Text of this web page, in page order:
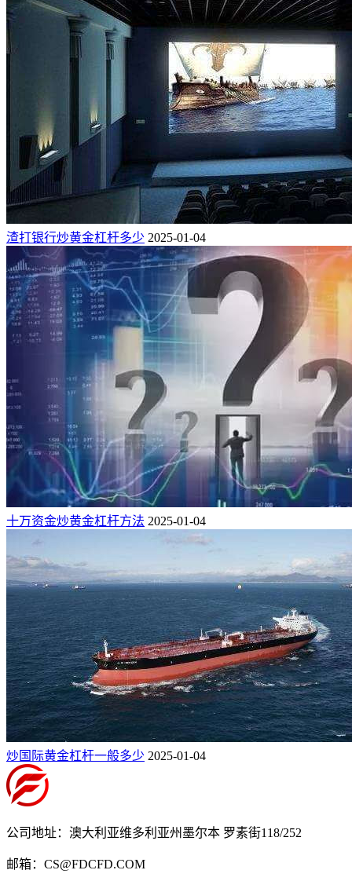
渣打银行炒黄金杠杆多少 2025-01-04
十万资金炒黄金杠杆方法 2025-01-04
炒国际黄金杠杆一般多少 2025-01-04
公司地址：澳大利亚维多利亚州墨尔本 罗素街118/252
邮箱：CS@FDCFD.COM